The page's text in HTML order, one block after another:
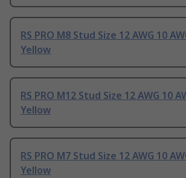
RS PRO M8 Stud Size 12 AWG 10
Yellow
RS PRO M12 Stud Size 12 AWG 10
Yellow
RS PRO M7 Stud Size 12 AWG 10
Yellow